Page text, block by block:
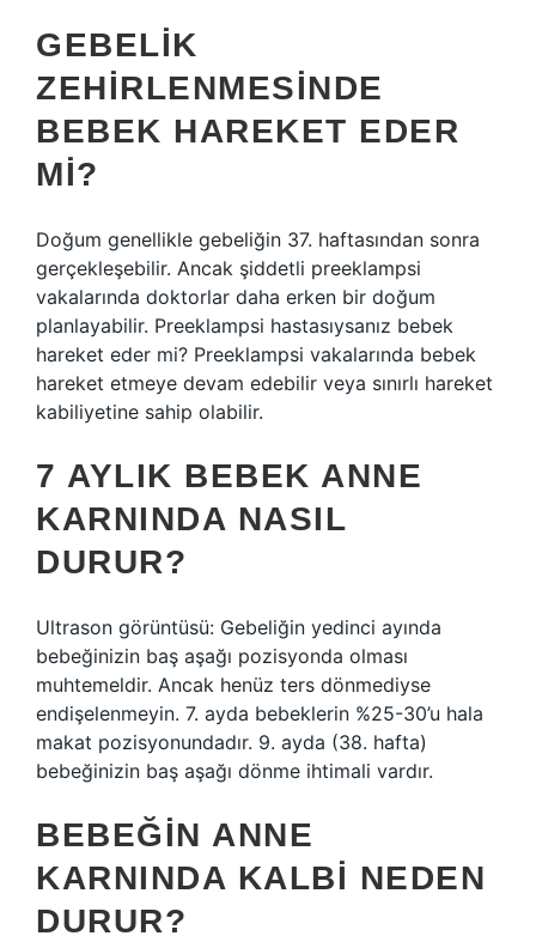
GEBELIK
ZEHIRLENMESINDE
BEBEK HAREKET EDER
MI?
Doğum genellikle gebeliğin 37. haftasından sonra
gerçekleşebilir. Ancak şiddetli preeklampsi
vakalarında doktorlar daha erken bir doğum
planlayabilir. Preeklampsi hastasıysanız bebek
hareket eder mi? Preeklampsi vakalarında bebek
hareket etmeye devam edebilir veya sınırlı hareket
kabiliyetine sahip olabilir.
7 AYLIK BEBEK ANNE
KARNINDA NASIL
DURUR?
Ultrason görüntüsü: Gebeliğin yedinci ayında
bebeğinizin baş aşağı pozisyonda olması
muhtemeldir. Ancak henüz ters dönmediyse
endişelenmeyin. 7. ayda bebeklerin %25-30’u hala
makat pozisyonundadır. 9. ayda (38. hafta)
bebeğinizin baş aşağı dönme ihtimali vardır.
BEBEĞIN ANNE
KARNINDA KALBI NEDEN
DURUR?